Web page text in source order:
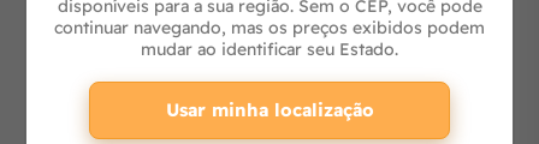
Consulte
disponíveis para a sua região. Sem o CEP, você pode
continuar navegando, mas os preços exibidos podem
mudar ao identificar seu Estado.
Usar minha localização